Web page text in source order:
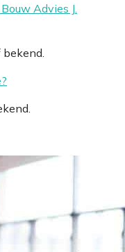
Advies J.